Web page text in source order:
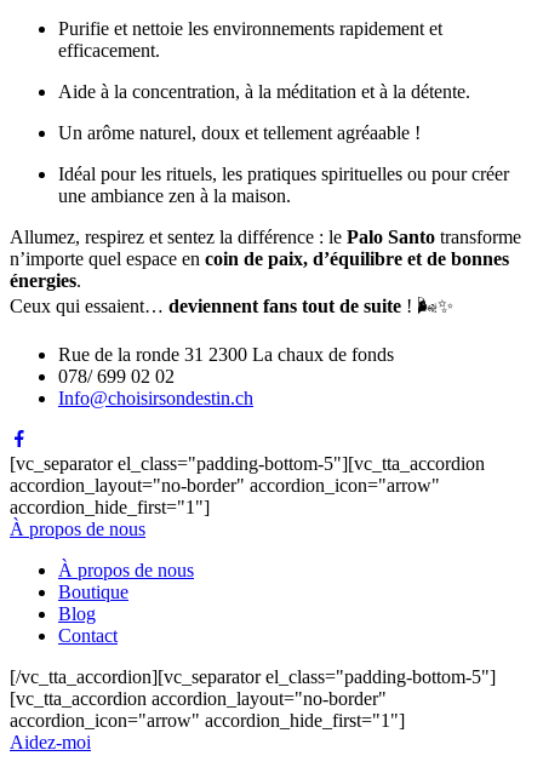
Purifie et nettoie les environnements rapidement et
efficacement.
Aide à la concentration, à la méditation et à la détente.
Un arôme naturel, doux et tellement agréaable !
Idéal pour les rituels, les pratiques spirituelles ou pour créer
une ambiance zen à la maison.
Allumez, respirez et sentez la différence : le Palo Santo transforme
n’importe quel espace en coin de paix, d’équilibre et de bonnes
énergies.
Ceux qui essaient… deviennent fans tout de suite ! 🌬️✨
Rue de la ronde 31 2300 La chaux de fonds
078/ 699 02 02
Info@choisirsondestin.ch
[vc_separator el_class="padding-bottom-5"][vc_tta_accordion
accordion_layout="no-border" accordion_icon="arrow"
accordion_hide_first="1"]
À propos de nous
À propos de nous
Boutique
Blog
Contact
[/vc_tta_accordion][vc_separator el_class="padding-bottom-5"]
[vc_tta_accordion accordion_layout="no-border"
accordion_icon="arrow" accordion_hide_first="1"]
Aidez-moi